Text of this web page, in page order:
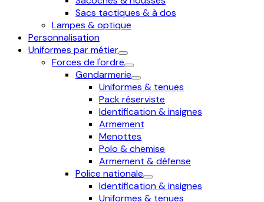
Sacs tactiques & à dos
Lampes & optique
Personnalisation
Uniformes par métier
Forces de l'ordre
Gendarmerie
Uniformes & tenues
Pack réserviste
Identification & insignes
Armement
Menottes
Polo & chemise
Armement & défense
Police nationale
Identification & insignes
Uniformes & tenues